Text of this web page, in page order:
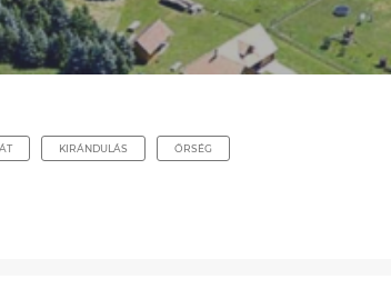
KIRÁNDULÁS ŐRSÉG